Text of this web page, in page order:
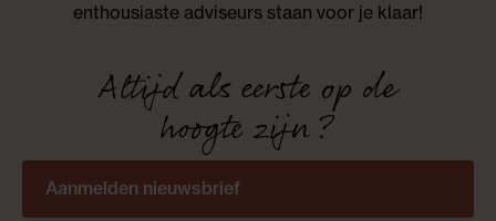
enthousiaste adviseurs staan voor je klaar!
Altijd als eerste op de
hoogte zijn?
Aanmelden nieuwsbrief